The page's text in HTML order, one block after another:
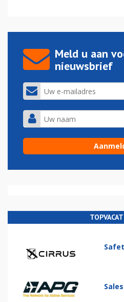
Meld u aan
nieuwsbrief